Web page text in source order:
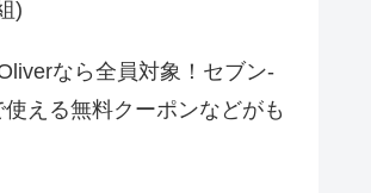
)
なら全員対象！セブン‐
使える無料クーポンなどがも